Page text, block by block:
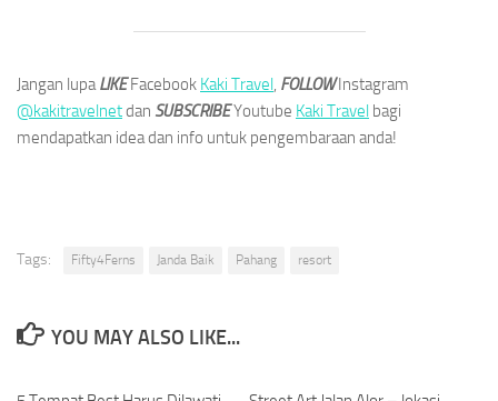
Jangan lupaLIKEFacebook Kaki Travel, FOLLOWInstagram
@kakitravelnetdan SUBSCRIBEYoutube Kaki Travel bagi
mendapatkan idea dan info untuk pengembaraan anda!
Tags: Fifty4Ferns Janda Baik Pahang resort
YOU MAY ALSO LIKE...